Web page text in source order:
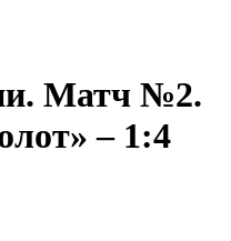
Матч №2.
– 1:4